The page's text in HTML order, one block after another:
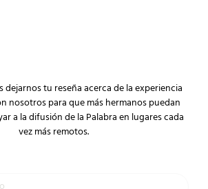
dejarnos tu reseña acerca de la experiencia
nosotros para que más hermanos puedan
a la difusión de la Palabra en lugares cada
vez más remotos.